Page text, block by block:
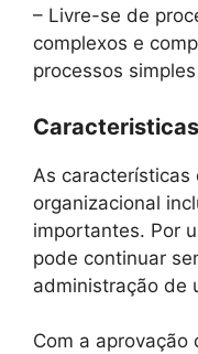
– Livre-se de
complexos e
processos
Caracteristicas
As características
organizacional
importantes. Por
pode continuar
administração de
Com a aprovação